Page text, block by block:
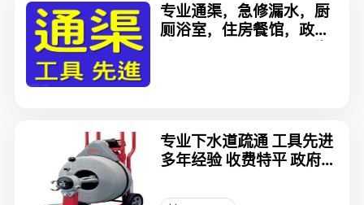
专业通渠，急修漏水，厨
厕浴室，住房餐馆，政府
专业下水道疏通 工具先进
多年经验 收费特平 政府牌